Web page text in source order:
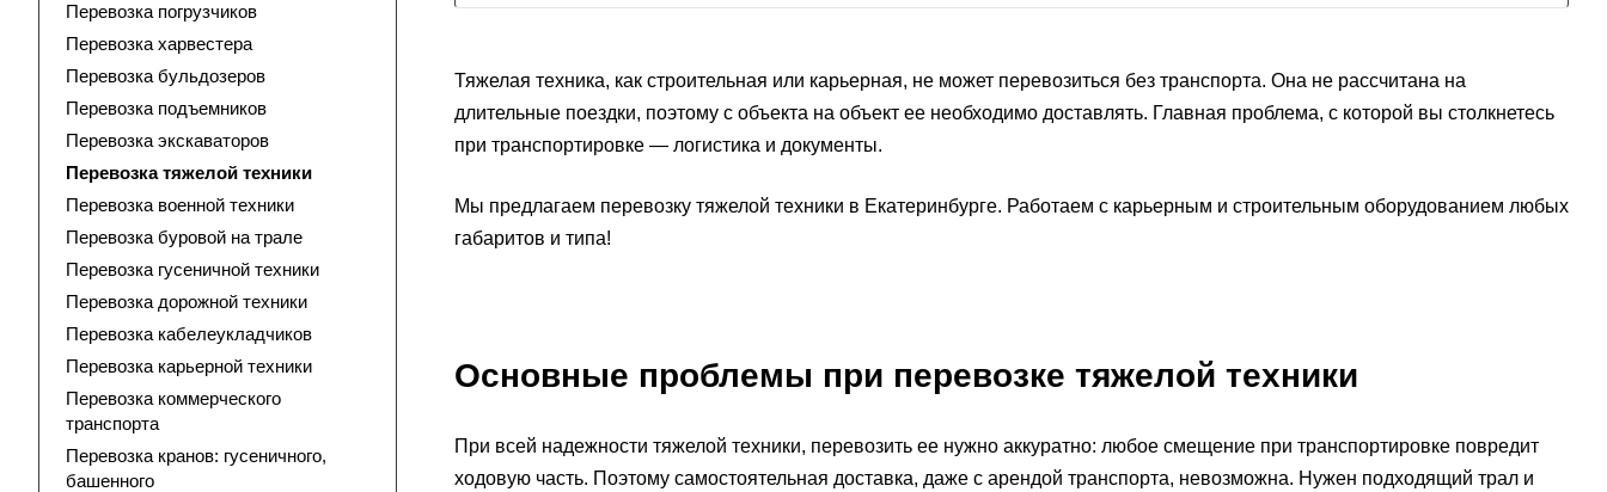
Тяжелая техника, как строительная или карьерная, не может перевозиться без транспорта. Она не рассчитана на
длительные поездки, поэтому с объекта на объект ее необходимо доставлять. Главная проблема, с которой вы столкнетесь
при транспортировке — логистика и документы.
Мы предлагаем перевозку тяжелой техники в Екатеринбурге. Работаем с карьерным и строительным оборудованием любых
габаритов и типа!
Основные проблемы при перевозке тяжелой техники
При всей надежности тяжелой техники, перевозить ее нужно аккуратно: любое смещение при транспортировке повредит
ходовую часть. Поэтому самостоятельная доставка, даже с арендой транспорта, невозможна. Нужен подходящий трал и
Перевозка погрузчиков
Перевозка харвестера
Перевозка бульдозеров
Перевозка подъемников
Перевозка экскаваторов
Перевозка тяжелой техники
Перевозка военной техники
Перевозка буровой на трале
Перевозка гусеничной техники
Перевозка дорожной техники
Перевозка кабелеукладчиков
Перевозка карьерной техники
Перевозка коммерческого
транспорта
Перевозка кранов: гусеничного,
башенного